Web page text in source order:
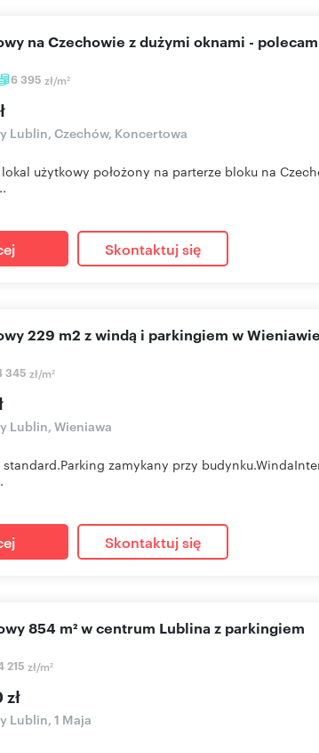
6 395 zł/m2
na Czechowie z dużymi oknami - polecam
Lublin, Czechów, Koncertowa
użytkowy położony na parterze bloku na
Skontaktuj się
345 zł/m2
229 m2 z windą i parkingiem w
Lublin, Wieniawa
standard.Parking zamykany przy
Skontaktuj się
215 zł/m2
854 m² w centrum Lublina z parkingiem
Lublin, 1 Maja